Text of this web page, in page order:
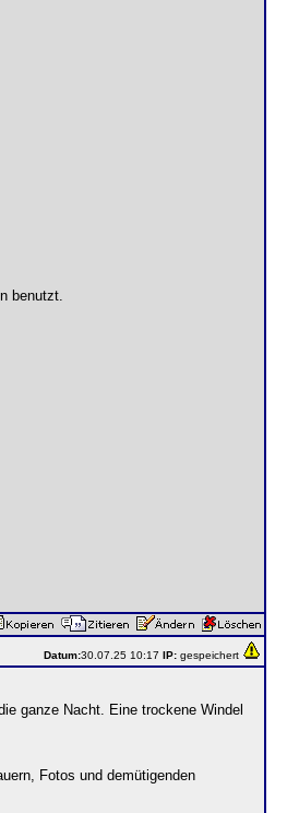
benutzt.
Datum:30.07.25 10:17 IP: gespeichert
ganze Nacht. Eine trockene Windel
Fotos und demütigenden